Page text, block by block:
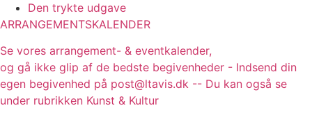
Den trykte udgave
ARRANGEMENTSKALENDER
Se vores arrangement- & eventkalender,
og gå ikke glip af de bedste begivenheder - Indsend din
egen begivenhed på post@ltavis.dk -- Du kan også se
under rubrikken Kunst & Kultur